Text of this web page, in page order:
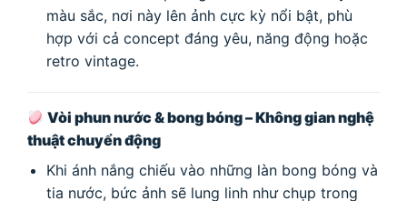
màu sắc, nơi này lên ảnh cực kỳ nổi bật, phù
hợp với cả concept đáng yêu, năng động hoặc
retro vintage.
Vòi phun nước & bong bóng – Không gian nghệ
thuật chuyển động
Khi ánh nắng chiếu vào những làn bong bóng và
tia nước, bức ảnh sẽ lung linh như chụp trong